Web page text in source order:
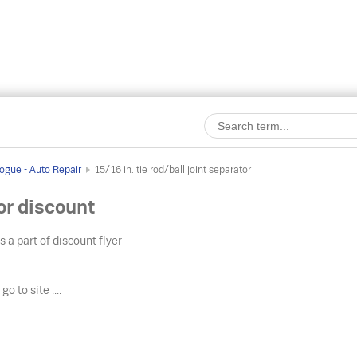
- Auto Repair 15/16 in. tie rod/ball joint separator
discount
a part of discount flyer
go to site ....